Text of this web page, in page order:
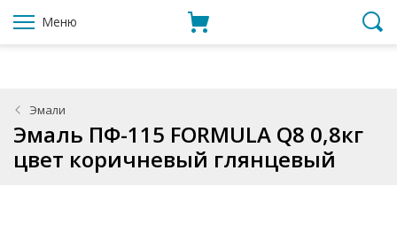
Меню
Эмали
Эмаль ПФ-115 FORMULA Q8 0,8кг
цвет коричневый глянцевый